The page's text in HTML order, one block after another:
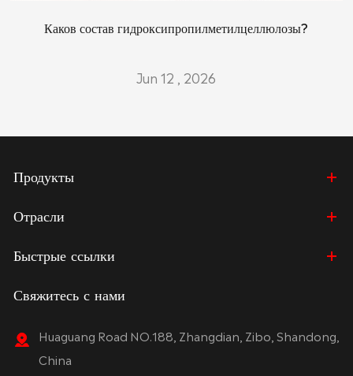
Каков состав гидроксипропилметилцеллюлозы?
Jun 12 , 2026
Продукты
Отрасли
Быстрые ссылки
Свяжитесь с нами
Huaguang Road NO.188, Zhangdian, Zibo, Shandong,
China